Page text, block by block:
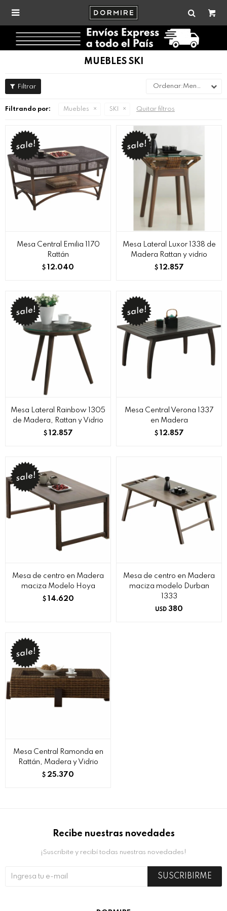

MUEBLES SKI
Menor precio
Filtrando por: Muebles SKI Quitar filtros
Mesa Central Emilia 1170
Rattán
$ 12.040
Mesa Lateral Luxor 1338 de
Madera Rattan y vidrio
$ 12.857
Mesa Lateral Rainbow 1305
de Madera, Rattan y Vidrio
$ 12.857
Mesa Central Verona 1337
en Madera
$ 12.857
Mesa de centro en Madera
maciza Modelo Hoya
$ 14.620
Mesa de centro en Madera
maciza modelo Durban
1333
USD 380
Mesa Central Ramonda en
Rattán, Madera y Vidrio
$ 25.370
Recibe nuestras novedades
¡Suscribite y recibí todas nuestras novedades!
SUSCRIBIRME